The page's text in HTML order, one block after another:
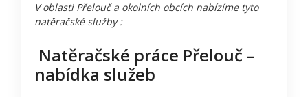
V oblasti Přelouč a okolních obcích nabízíme tyto
natěračské služby :
Natěračské práce Přelouč –
nabídka služeb